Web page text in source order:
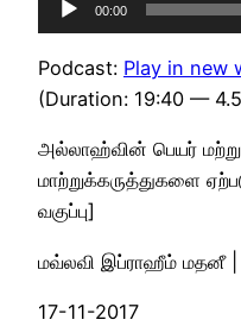
Player
00:00
Podcast: Play in new
(Duration: 19:40 —
அல்லாஹ்வின் பெயர்
மாற்றுக்கருத்துகளை
வகுப்பு]
மவ்லவி இப்ராஹீம் மதனீ |
17-11-2017